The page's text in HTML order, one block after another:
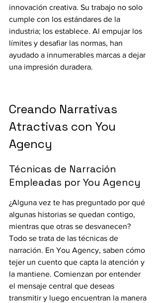
innovación creativa. Su trabajo no solo
cumple con los estándares de la
industria; los establece. Al empujar los
límites y desafiar las normas, han
ayudado a innumerables marcas a dejar
una impresión duradera.
Creando Narrativas
Atractivas con You
Agency
Técnicas de Narración
Empleadas por You Agency
¿Alguna vez te has preguntado por qué
algunas historias se quedan contigo,
mientras que otras se desvanecen?
Todo se trata de las técnicas de
narración. En You Agency, saben cómo
tejer un cuento que capta la atención y
la mantiene. Comienzan por entender
el mensaje central que deseas
transmitir y luego encuentran la manera